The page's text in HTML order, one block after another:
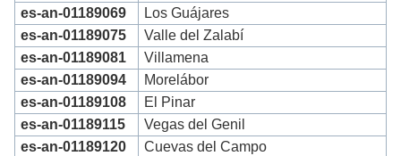
es-an-01189069
Los Guájares
es-an-01189075
Valle del Zalabí
es-an-01189081
Villamena
es-an-01189094
Morelábor
es-an-01189108
El Pinar
es-an-01189115
Vegas del Genil
es-an-01189120
Cuevas del Campo